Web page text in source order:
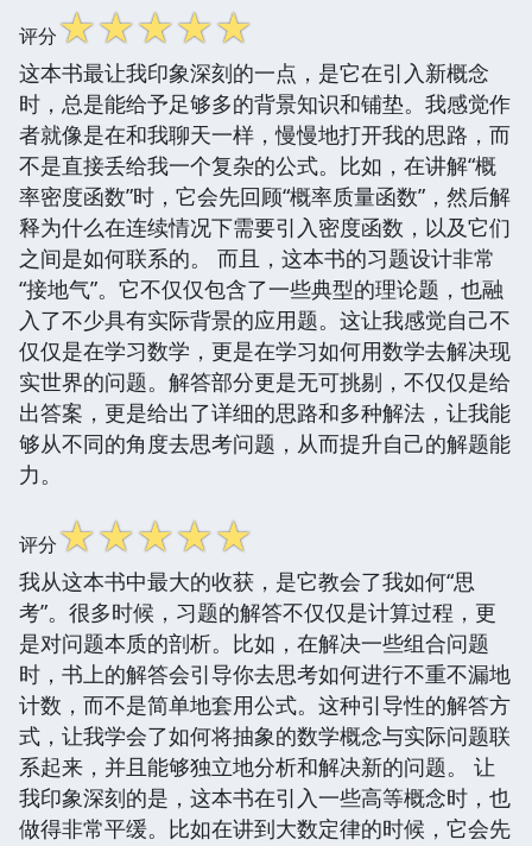
评分☆☆☆☆☆
这本书最让我印象深刻的一点，是它在引入新概念
时，总是能给予足够多的背景知识和铺垫。我感觉作
者就像是在和我聊天一样，慢慢地打开我的思路，而
不是直接丢给我一个复杂的公式。比如，在讲解“概
率密度函数”时，它会先回顾“概率质量函数”，然后解
释为什么在连续情况下需要引入密度函数，以及它们
之间是如何联系的。 而且，这本书的习题设计非常
“接地气”。它不仅仅包含了一些典型的理论题，也融
入了不少具有实际背景的应用题。这让我感觉自己不
仅仅是在学习数学，更是在学习如何用数学去解决现
实世界的问题。解答部分更是无可挑剔，不仅仅是给
出答案，更是给出了详细的思路和多种解法，让我能
够从不同的角度去思考问题，从而提升自己的解题能
力。
评分☆☆☆☆☆
我从这本书中最大的收获，是它教会了我如何“思
考”。很多时候，习题的解答不仅仅是计算过程，更
是对问题本质的剖析。比如，在解决一些组合问题
时，书上的解答会引导你去思考如何进行不重不漏地
计数，而不是简单地套用公式。这种引导性的解答方
式，让我学会了如何将抽象的数学概念与实际问题联
系起来，并且能够独立地分析和解决新的问题。 让
我印象深刻的是，这本书在引入一些高等概念时，也
做得非常平缓。比如在讲到大数定律的时候，它会先